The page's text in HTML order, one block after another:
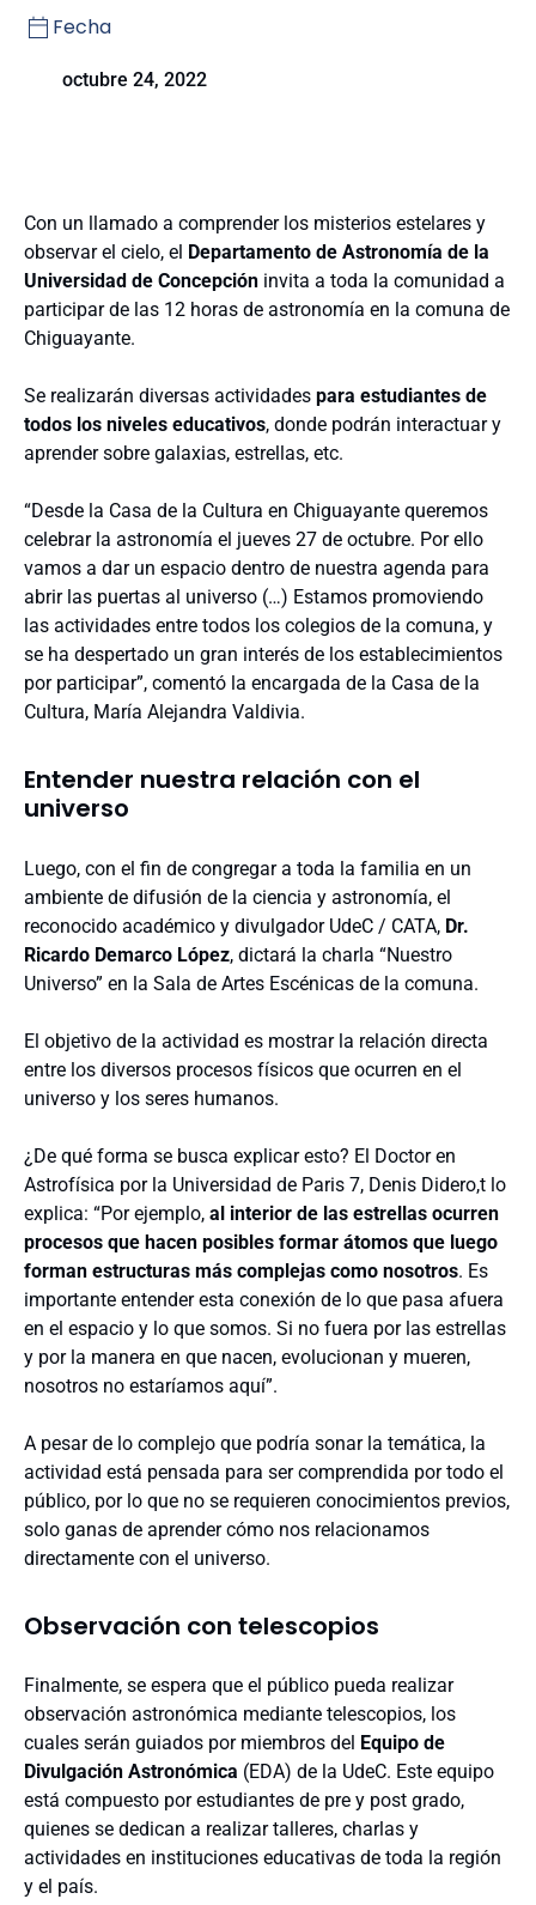
Fecha
octubre 24, 2022
Con un llamado a comprender los misterios estelares y
observar el cielo, el Departamento de Astronomía de la
Universidad de Concepción invita a toda la comunidad a
participar de las 12 horas de astronomía en la comuna de
Chiguayante.
Se realizarán diversas actividades para estudiantes de
todos los niveles educativos, donde podrán interactuar y
aprender sobre galaxias, estrellas, etc.
“Desde la Casa de la Cultura en Chiguayante queremos
celebrar la astronomía el jueves 27 de octubre. Por ello
vamos a dar un espacio dentro de nuestra agenda para
abrir las puertas al universo (…) Estamos promoviendo
las actividades entre todos los colegios de la comuna, y
se ha despertado un gran interés de los establecimientos
por participar”, comentó la encargada de la Casa de la
Cultura, María Alejandra Valdivia.
Entender nuestra relación con el
universo
Luego, con el fin de congregar a toda la familia en un
ambiente de difusión de la ciencia y astronomía, el
reconocido académico y divulgador UdeC / CATA, Dr.
Ricardo Demarco López, dictará la charla “Nuestro
Universo” en la Sala de Artes Escénicas de la comuna.
El objetivo de la actividad es mostrar la relación directa
entre los diversos procesos físicos que ocurren en el
universo y los seres humanos.
¿De qué forma se busca explicar esto? El Doctor en
Astrofísica por la Universidad de Paris 7, Denis Didero,t lo
explica: “Por ejemplo, al interior de las estrellas ocurren
procesos que hacen posibles formar átomos que luego
forman estructuras más complejas como nosotros. Es
importante entender esta conexión de lo que pasa afuera
en el espacio y lo que somos. Si no fuera por las estrellas
y por la manera en que nacen, evolucionan y mueren,
nosotros no estaríamos aquí”.
A pesar de lo complejo que podría sonar la temática, la
actividad está pensada para ser comprendida por todo el
público, por lo que no se requieren conocimientos previos,
solo ganas de aprender cómo nos relacionamos
directamente con el universo.
Observación con telescopios
Finalmente, se espera que el público pueda realizar
observación astronómica mediante telescopios, los
cuales serán guiados por miembros del Equipo de
Divulgación Astronómica (EDA) de la UdeC. Este equipo
está compuesto por estudiantes de pre y post grado,
quienes se dedican a realizar talleres, charlas y
actividades en instituciones educativas de toda la región
y el país.